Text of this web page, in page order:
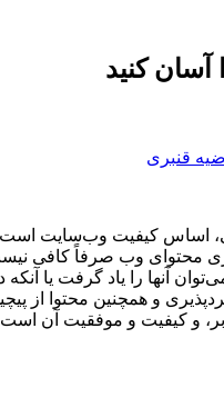
آسان کنید
قنبری
محتوای وب صرفاً کافی
آنها را یاد گرفت یا
و همچنین محتوا
و کیفیت و موفقیت آن